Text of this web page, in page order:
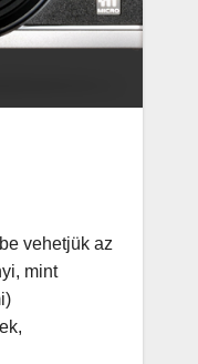
vehetjük az
mint